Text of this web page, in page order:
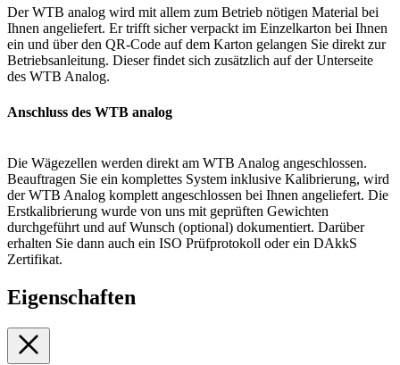
Der WTB analog wird mit allem zum Betrieb nötigen Material bei
Ihnen angeliefert. Er trifft sicher verpackt im Einzelkarton bei Ihnen
ein und über den QR-Code auf dem Karton gelangen Sie direkt zur
Betriebsanleitung. Dieser findet sich zusätzlich auf der Unterseite
des WTB Analog.
Anschluss des WTB analog
Die Wägezellen werden direkt am WTB Analog angeschlossen.
Beauftragen Sie ein komplettes System inklusive Kalibrierung, wird
der WTB Analog komplett angeschlossen bei Ihnen angeliefert. Die
Erstkalibrierung wurde von uns mit geprüften Gewichten
durchgeführt und auf Wunsch (optional) dokumentiert. Darüber
erhalten Sie dann auch ein ISO Prüfprotokoll oder ein DAkkS
Zertifikat.
Eigenschaften